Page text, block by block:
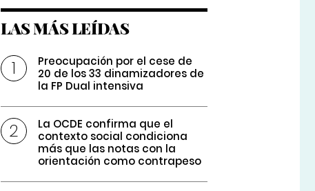
LAS MÁS LEÍDAS
Preocupación por el cese de
20 de los 33 dinamizadores de
la FP Dual intensiva
La OCDE confirma que el
contexto social condiciona
más que las notas con la
orientación como contrapeso